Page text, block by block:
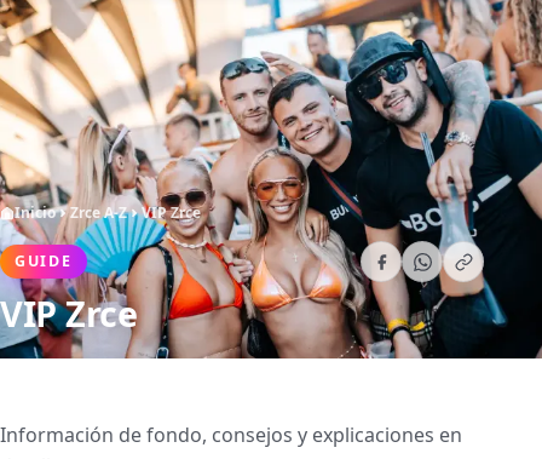
Seleccionar fechas…
HUÉSPEDES
2 OK
Inicio Zrce A-Z VIP Zrce
GUIDE
VIP Zrce
Información de fondo, consejos y explicaciones en